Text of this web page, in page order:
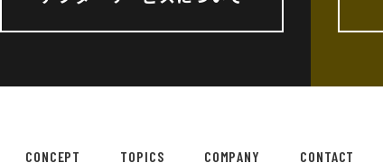
CONCEPT TOPICS COMPANY CONTACT